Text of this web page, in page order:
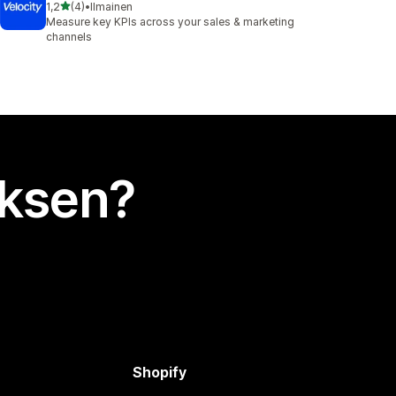
1,2/ 5 tähteä
(4)
4 arvostelua yhteensä
•Ilmainen
Measure key KPIs across your sales & marketing
channels
Shopify